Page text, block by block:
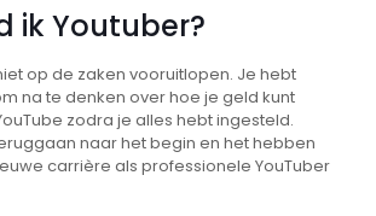
ik Youtuber?
op de zaken vooruitlopen. Je hebt
na te denken over hoe je geld kunt
zodra je alles hebt ingesteld.
naar het begin en het hebben
carrière als professionele YouTuber